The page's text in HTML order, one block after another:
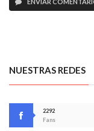
ENVIAR
NUESTRAS REDES
2292
Fans